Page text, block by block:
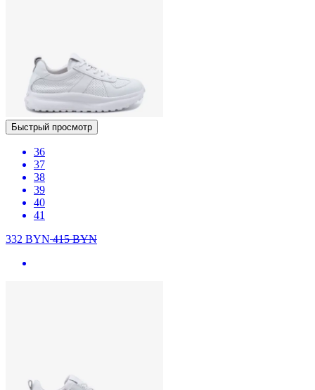
Быстрый просмотр
36
37
38
39
40
41
332 BYN415BYN